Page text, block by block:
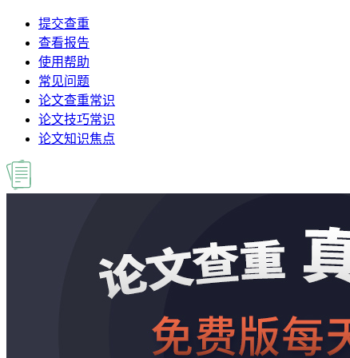
提交查重
查看报告
使用帮助
常见问题
论文查重常识
论文技巧常识
论文知识焦点